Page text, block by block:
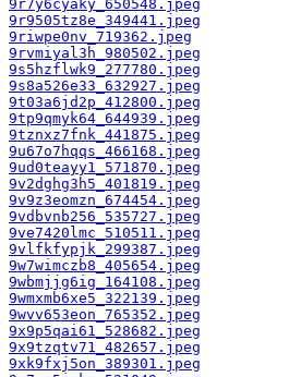
9r7y6cyaky_650548.jpeg
9r9505tz8e_349441.jpeg
9riwpe0nv_719362.jpeg
9rvmiyal3h_980502.jpeg
9s5hzflwk9_277780.jpeg
9s8a526e33_632927.jpeg
9t03a6jd2p_412800.jpeg
9tp9qmyk64_644939.jpeg
9tznxz7fnk_441875.jpeg
9u67o7hqqs_466168.jpeg
9ud0teayy1_571870.jpeg
9v2dghg3h5_401819.jpeg
9v9z3eomzn_674454.jpeg
9vdbvnb256_535727.jpeg
9ve7420lmc_510511.jpeg
9vlfkfypjk_299387.jpeg
9w7wimczb8_405654.jpeg
9wbmjjg6ig_164108.jpeg
9wmxmb6xe5_322139.jpeg
9wvv653eon_765352.jpeg
9x9p5qai61_528682.jpeg
9x9tzqtv71_482657.jpeg
9xk9fxj5on_389301.jpeg